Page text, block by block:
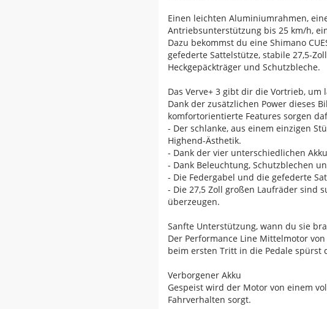
Einen leichten Aluminiumrahmen,
Antriebsunterstützung bis 25 km/h,
Dazu bekommst du eine Shimano
gefederte Sattelstütze, stabile 27,5-
Heckgepäckträger und Schutzbleche.
Das Verve+ 3 gibt dir die Vortrieb,
Dank der zusätzlichen Power dieses
komfortorientierte Features sorgen
- Der schlanke, aus einem einzigen
Highend-Ästhetik.
- Dank der vier unterschiedlichen
- Dank Beleuchtung, Schutzblechen
- Die Federgabel und die gefederte
- Die 27,5 Zoll großen Laufräder sind
überzeugen.
Sanfte Unterstützung, wann du sie
Der Performance Line Mittelmotor
beim ersten Tritt in die Pedale spürst
Verborgener Akku
Gespeist wird der Motor von einem
Fahrverhalten sorgt.